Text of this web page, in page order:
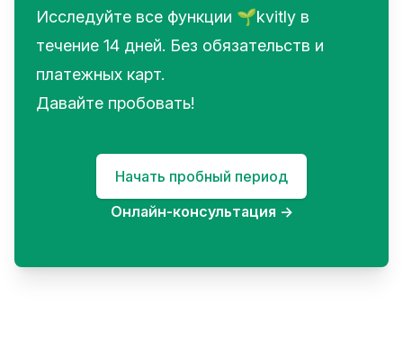
Исследуйте все функции 🌱kvitly в
течение 14 дней. Без обязательств и
платежных карт.
Давайте пробовать!
Начать пробный период
Онлайн-консультация →